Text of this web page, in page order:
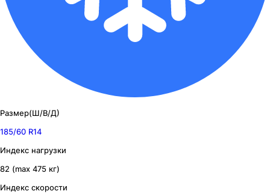
Размер(Ш/В/Д)
185/60 R14
Индекс нагрузки
82 (max 475 кг)
Индекс скорости